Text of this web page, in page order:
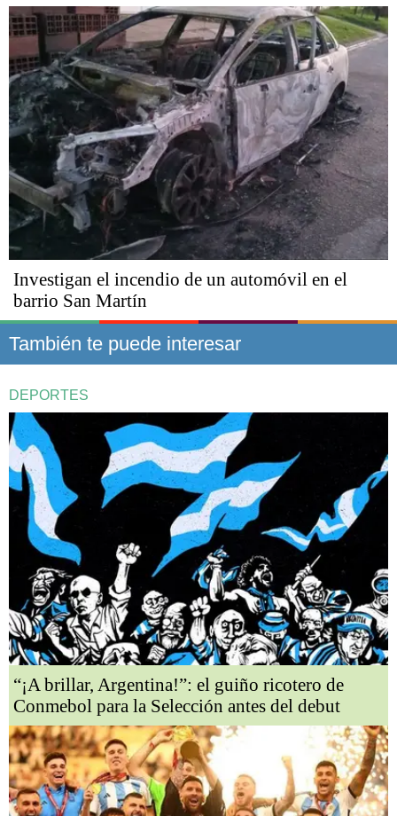
Investigan el incendio de un automóvil en el
barrio San Martín
También te puede interesar
DEPORTES
“¡A brillar, Argentina!”: el guiño ricotero de
Conmebol para la Selección antes del debut